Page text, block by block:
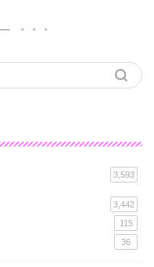
3,593
3,442
115
36